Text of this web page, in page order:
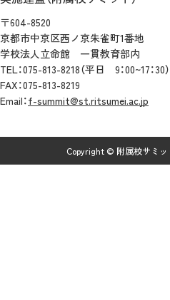
〒604-8520
京都市中京区西ノ京朱雀町1番地
学校法人立命館 一貫教育部内
TEL：075-813-8218（平日 9：00~17：30）
FAX：075-813-8219
Email：f-summit@st.ritsumei.ac.jp
Copyright © 附属校サミッ